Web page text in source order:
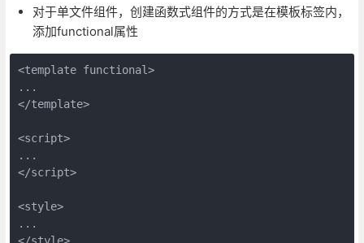
对于单文件组件，创建函数式组件的方式是在模板标签内，
添加functional属性
<template functional>
...
</template>
<script>
...
</script>
<style>
...
</style>